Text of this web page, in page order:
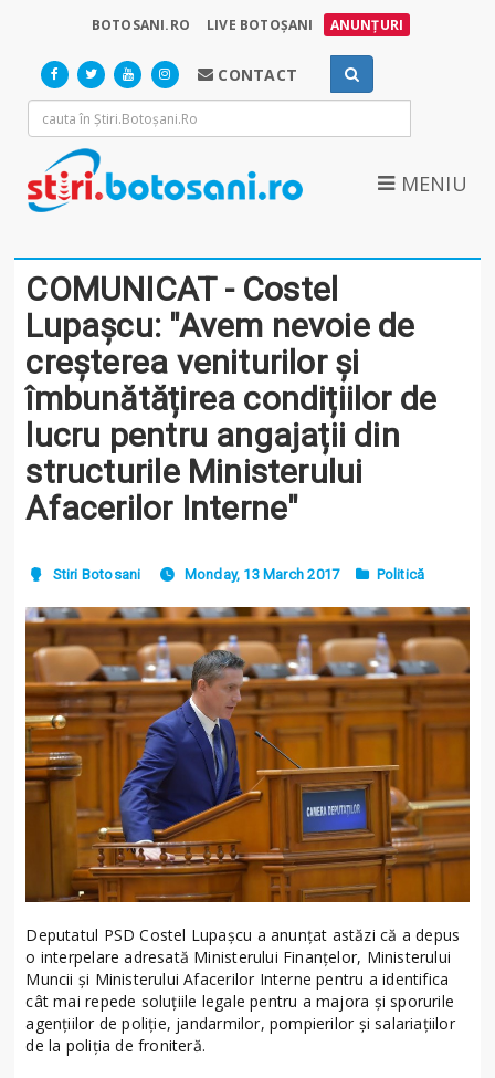
BOTOSANI.RO LIVE BOTOȘANI ANUNȚURI
CONTACT
MENIU
COMUNICAT - Costel
Lupașcu: "Avem nevoie de
creșterea veniturilor și
îmbunătățirea condițiilor de
lucru pentru angajații din
structurile Ministerului
Afacerilor Interne"
Stiri Botosani Monday, 13 March 2017 Politică
Deputatul PSD Costel Lupașcu a anunțat astăzi că a depus
o interpelare adresată Ministerului Finanțelor, Ministerului
Muncii și Ministerului Afacerilor Interne pentru a identifica
cât mai repede soluțiile legale pentru a majora și sporurile
agențiilor de poliție, jandarmilor, pompierilor și salariațiilor
de la poliția de froniteră.